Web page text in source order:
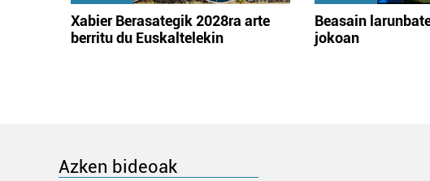
Xabier Berasategik 2028ra arte
berritu du Euskaltelekin
Beasain
jokoan
Azken bideoak